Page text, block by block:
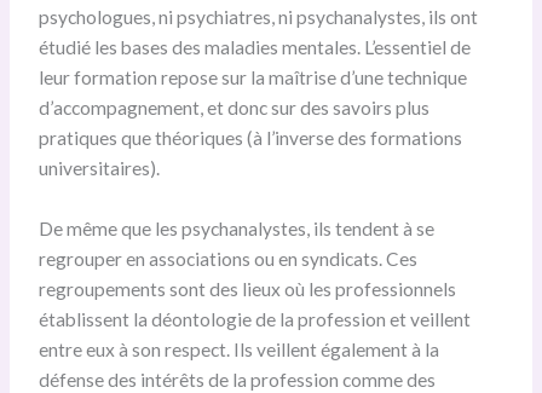
psychologues, ni psychiatres, ni psychanalystes, ils ont
étudié les bases des maladies mentales. L’essentiel de
leur formation repose sur la maîtrise d’une technique
d’accompagnement, et donc sur des savoirs plus
pratiques que théoriques (à l’inverse des formations
universitaires).
De même que les psychanalystes, ils tendent à se
regrouper en associations ou en syndicats. Ces
regroupements sont des lieux où les professionnels
établissent la déontologie de la profession et veillent
entre eux à son respect. Ils veillent également à la
défense des intérêts de la profession comme des